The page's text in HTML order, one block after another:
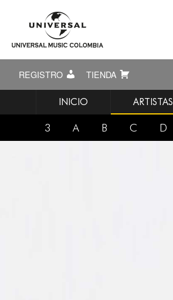
REGISTRO TIENDA
INICIO ARTISTAS
3 A B C D